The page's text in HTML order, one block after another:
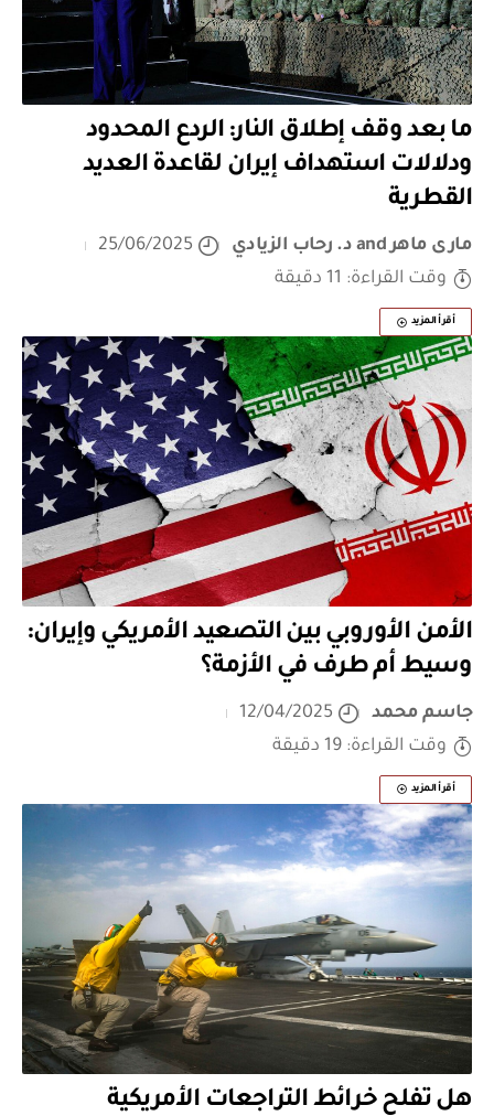
ما بعد وقف إطلاق النار: الردع المحدود
ودلالات استهداف إيران لقاعدة العديد
القطرية
مارى ماهرand د. رحاب الزيادي
25/06/2025
وقت القراءة: 11 دقيقة
أقرأ المزيد
الأمن الأوروبي بين التصعيد الأمريكي وإيران:
وسيط أم طرف في الأزمة؟
جاسم محمد
12/04/2025
وقت القراءة: 19 دقيقة
أقرأ المزيد
هل تفلح خرائط التراجعات الأمريكية